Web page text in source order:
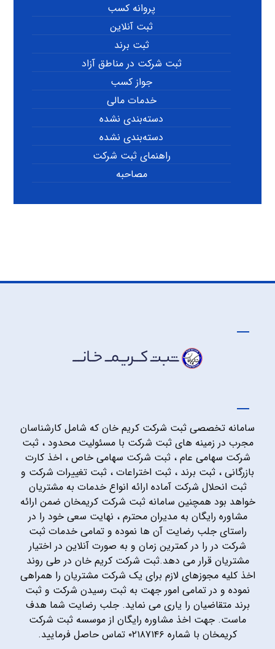
پروانه کسب
ثبت آنلاین
ثبت برند
ثبت شرکت در مناطق آزاد
جواز کسب
خدمات مالی
دسته‌بندی نشده
دسته‌بندی نشده
راهنمای ثبت شرکت
مصاحبه
سامانه تخصصی ثبت شرکت کریم خان که شامل کارشناسان
مجرب در زمینه های ثبت شرکت با مسئولیت محدود ، ثبت
شرکت سهامی عام ، ثبت شرکت سهامی خاص ، اخذ کارت
بازرگانی ، ثبت برند ، ثبت اختراعات ، ثبت تغییرات شرکت و
ثبت انحلال شرکت آماده ارائه انواع خدمات به مشتریان
خواهد بود همچنین سامانه ثبت شرکت کریمخان ضمن ارائه
مشاوره رایگان به مدیران محترم ، نهایت سعی خود را در
راستای جلب رضایت آن ها نموده و تمامی خدمات ثبت
شرکت در را در کمترین زمان و به صورت آنلاین در اختیار
مشتریان قرار می دهد.ثبت شرکت کریم خان در طی روند
اخذ کلیه مجوزهای لازم برای یک شرکت مشتریان را همراهی
نموده و در تمامی امور جهت به ثبت رسیدن شرکت و ثبت
برند متقاضیان را یاری می نماید. جلب رضایت شما هدف
ماست. جهت اخذ مشاوره رایگان از موسسه ثبت شرکت
کریمخان با شماره ۰۲۱۸۷۱۴۶ تماس حاصل فرمایید.